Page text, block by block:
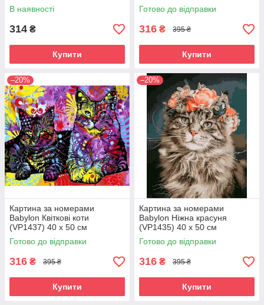
В наявності
314 ₴
Купити
Готово до відправки
316 ₴ 395 ₴
Купити
–20%
Картина за номерами
Babylon Квіткові коти
(VP1437) 40 х 50 см
Готово до відправки
316 ₴ 395 ₴
Купити
–20%
Картина за номерами
Babylon Ніжна красуня
(VP1435) 40 х 50 см
Готово до відправки
316 ₴ 395 ₴
Купити